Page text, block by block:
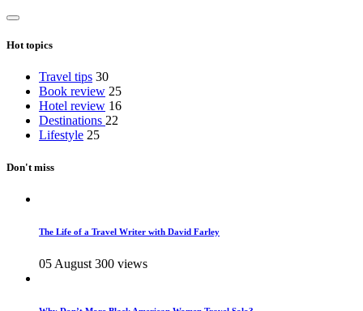
Hot topics
Travel tips 30
Book review 25
Hotel review 16
Destinations 22
Lifestyle 25
Don't miss
The Life of a Travel Writer with David Farley
05 August 300 views